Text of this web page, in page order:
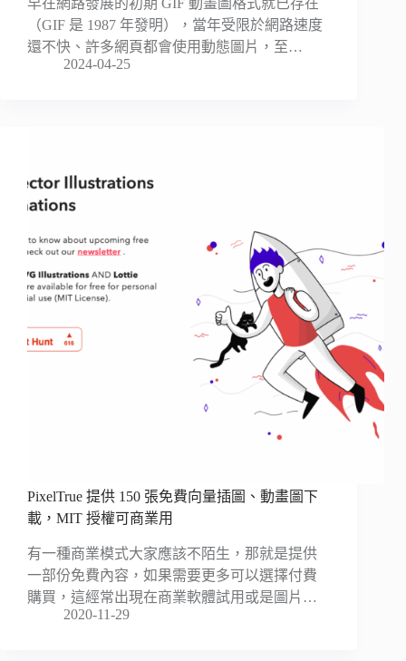
早在網路發展的初期 GIF 動畫圖格式就已存在
（GIF 是 1987 年發明），當年受限於網路速度
還不快、許多網頁都會使用動態圖片，至…
2024-04-25
PixelTrue 提供 150 張免費向量插圖、動畫圖下
載，MIT 授權可商業用
有一種商業模式大家應該不陌生，那就是提供
一部份免費內容，如果需要更多可以選擇付費
購買，這經常出現在商業軟體試用或是圖片…
2020-11-29